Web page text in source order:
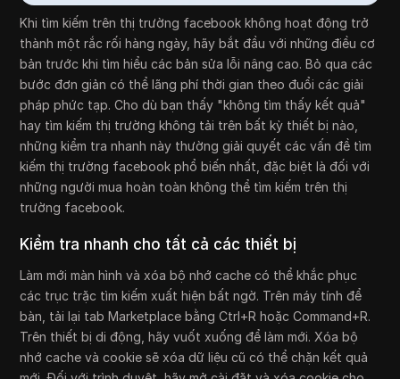
Khi tìm kiếm trên thị trường facebook không hoạt động trở
thành một rắc rối hàng ngày, hãy bắt đầu với những điều cơ
bản trước khi tìm hiểu các bản sửa lỗi nâng cao. Bỏ qua các
bước đơn giản có thể lãng phí thời gian theo đuổi các giải
pháp phức tạp. Cho dù bạn thấy "không tìm thấy kết quả"
hay tìm kiếm thị trường không tải trên bất kỳ thiết bị nào,
những kiểm tra nhanh này thường giải quyết các vấn đề tìm
kiếm thị trường facebook phổ biến nhất, đặc biệt là đối với
những người mua hoàn toàn không thể tìm kiếm trên thị
trường facebook.
Kiểm tra nhanh cho tất cả các thiết bị
Làm mới màn hình và xóa bộ nhớ cache có thể khắc phục
các trục trặc tìm kiếm xuất hiện bất ngờ. Trên máy tính để
bàn, tải lại tab Marketplace bằng Ctrl+R hoặc Command+R.
Trên thiết bị di động, hãy vuốt xuống để làm mới. Xóa bộ
nhớ cache và cookie sẽ xóa dữ liệu cũ có thể chặn kết quả